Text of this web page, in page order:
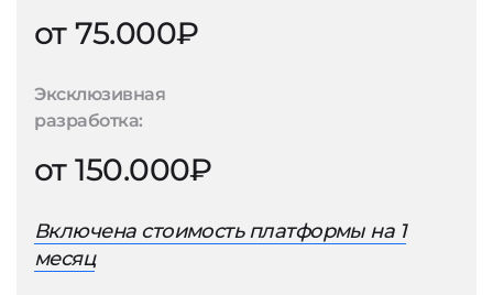
от 75.000₽
Эксклюзивная
разработка:
от 150.000₽
Включена стоимость платформы на 1
месяц